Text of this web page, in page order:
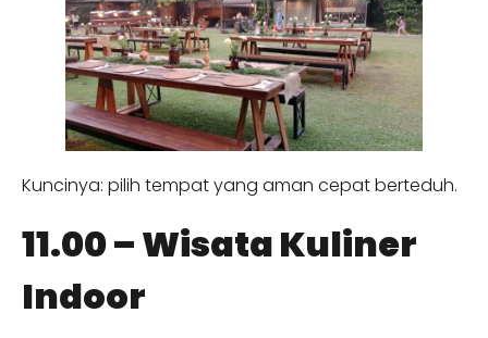
Kuncinya: pilih tempat yang aman cepat berteduh.
11.00 – Wisata Kuliner
Indoor